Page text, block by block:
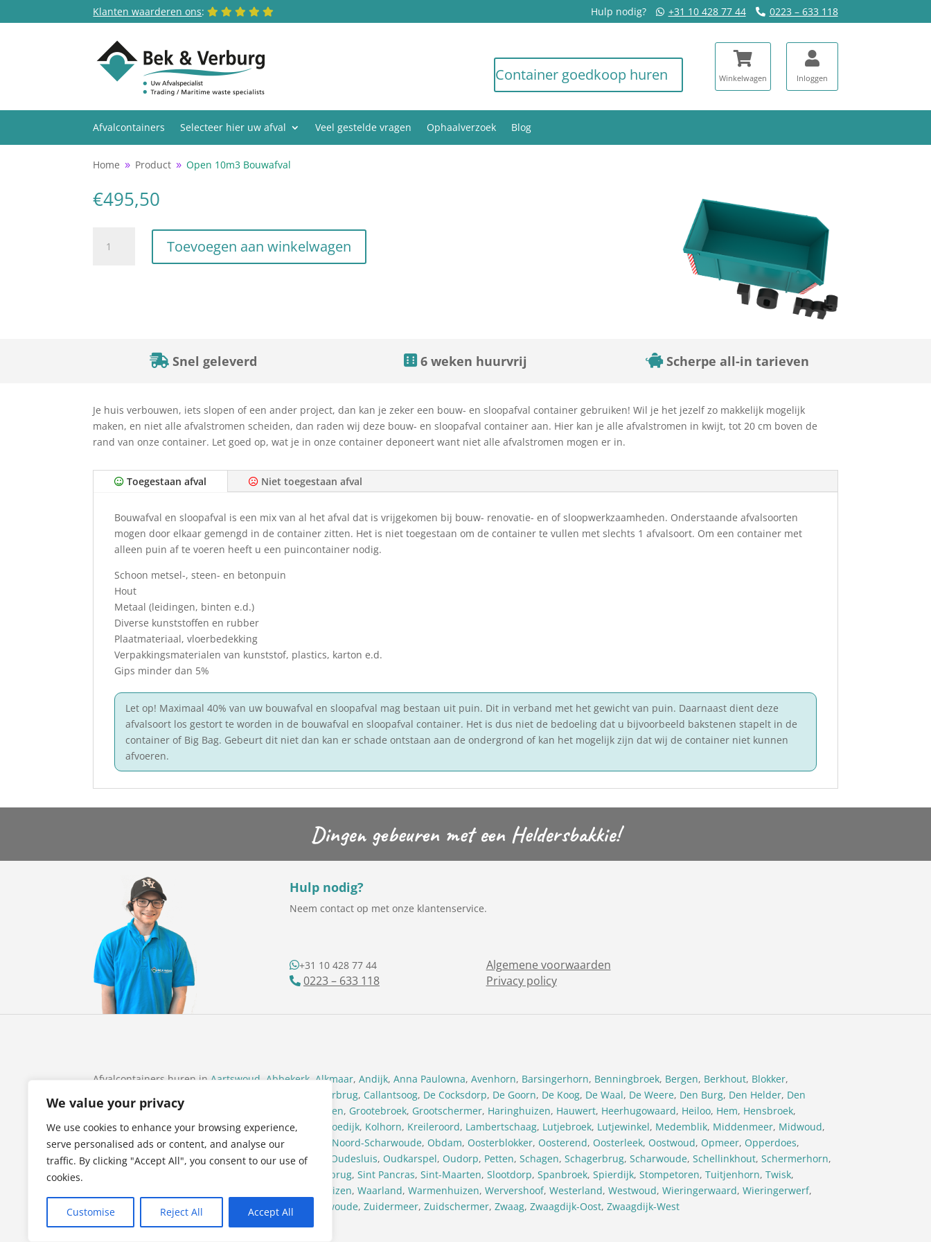
We value your privacy
We use cookies to enhance your browsing experience,
serve personalised ads or content, and analyse our
traffic. By clicking "Accept All", you consent to our use of
cookies.
Customise Reject All Accept All
Klanten waarderen ons: Hulp nodig? +31 10 428 77 44 0223 – 633 118
Container goedkoop huren
Afvalcontainers Selecteer hier uw afval Veel gestelde vragen Ophaalverzoek Blog
Home 9 Product 9 Open 10m3 Bouwafval
€495,50
10m3
Toevoegen aan winkelwagen
Snel geleverd 6 weken huurvrij Scherpe all-in tarieven
Je huis verbouwen, iets slopen of een ander project, dan kan je zeker een bouw- en sloopafval container gebruiken! Wil je het jezelf zo makkelijk mogelijk
maken, en niet alle afvalstromen scheiden, dan raden wij deze bouw- en sloopafval container aan. Hier kan je alle afvalstromen in kwijt, tot 20 cm boven de
rand van onze container. Let goed op, wat je in onze container deponeert want niet alle afvalstromen mogen er in.
Toegestaan afval Niet toegestaan afval
Bouwafval en sloopafval is een mix van al het afval dat is vrijgekomen bij bouw- renovatie- en of sloopwerkzaamheden. Onderstaande afvalsoorten
mogen door elkaar gemengd in de container zitten. Het is niet toegestaan om de container te vullen met slechts 1 afvalsoort. Om een container met
alleen puin af te voeren heeft u een puincontainer nodig.
Schoon metsel-, steen- en betonpuin
Hout
Metaal (leidingen, binten e.d.)
Diverse kunststoffen en rubber
Plaatmateriaal, vloerbedekking
Verpakkingsmaterialen van kunststof, plastics, karton e.d.
Gips minder dan 5%
Let op! Maximaal 40% van uw bouwafval en sloopafval mag bestaan uit puin. Dit in verband met het gewicht van puin. Daarnaast dient deze
afvalsoort los gestort te worden in de bouwafval en sloopafval container. Het is dus niet de bedoeling dat u bijvoorbeeld bakstenen stapelt in de
container of Big Bag. Gebeurt dit niet dan kan er schade ontstaan aan de ondergrond of kan het mogelijk zijn dat wij de container niet kunnen
afvoeren.
Dingen gebeuren met een Heldersbakkie!
Hulp nodig?
Neem contact op met onze klantenservice.
+31 10 428 77 44
0223 – 633 118
Algemene voorwaarden
Privacy policy
Afvalcontainers huren in Aartswoud Abbekerk Alkmaar,Andijk,Anna Paulowna,Avenhorn, Barsingerhorn, Benningbroek, Bergen, Berkhout, Blokker,
Burgerbrug, Callantsoog, De Cocksdorp, De Goorn, De Koog, De Waal, De Weere, Den Burg, Den Helder, Den
Hoorn,Den Oever,Dirkshoorn Enkhuizen, Grootebroek, Grootschermer, Haringhuizen, Hauwert, Heerhugowaard, Heiloo, Hem, Hensbroek,
Hippolytushoef,Hoogkarspel,Hoorn,Julianadorp Koedijk, Kolhorn, Kreileroord, Lambertschaag, Lutjebroek, Lutjewinkel, Medemblik, Middenmeer, Midwoud,
Noord-Scharwoude,Nibbixwoud,Nieuwe Niedorp Noord-Scharwoude, Obdam, Oosterblokker, Oosterend, Oosterleek, Oostwoud, Opmeer, Opperdoes,
Otterleek,Oude Niedorp ,Oudendijk,Ouderschild Oudesluis, Oudkarspel, Oudorp, Petten,Schagen,Schagerbrug,Scharwoude,Schellinkhout,Schermerhorn,
Sint Maartensvlotbrug,Sint Pancras,Sint-Maarten,Slootdorp,Spanbroek,Spierdijk,Stompetoren,Tuitjenhorn,Twisk,
Venhuizen,Waarland,Warmenhuizen,Wervershoof,Westerland,Westwoud,Wieringerwaard,Wieringerwerf,
Wijdenes
Wognum , ’t Zand Zijdewind ,Zuid-Scharwoude,Zuidermeer,Zuidschermer,Zwaag,Zwaagdijk-Oost,Zwaagdijk-West